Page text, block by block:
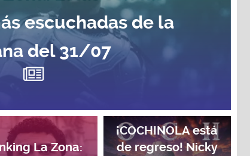
escuchadas de la
del 31/07
La Zona:
¡COCHINOLA está
de regreso! Nicky